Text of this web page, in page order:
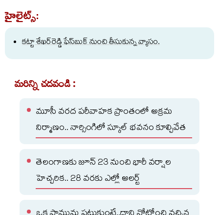
హైలైట్స్:
కట్టా శేఖర్‌రెడ్డి ఫేస్‌బుక్‌ నుంచి తీసుకున్న వ్యాసం.
మరిన్ని చదవండి :
మూసీ వరద పరీవాహక ప్రాంతంలో అక్రమ
నిర్మాణం.. నార్సింగిలో స్కూల్‌ భవనం కూల్చివేత
తెలంగాణకు జూన్‌ 23 నుంచి భారీ వర్షాల
హెచ్చరిక.. 28 వరకు ఎల్లో అలర్ట్‌